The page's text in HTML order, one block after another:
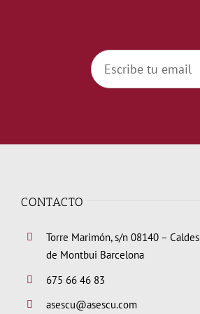
CONTACTO
Torre Marimón, s/n 08140 – Caldes
de Montbui Barcelona
675 66 46 83
asescu@asescu.com